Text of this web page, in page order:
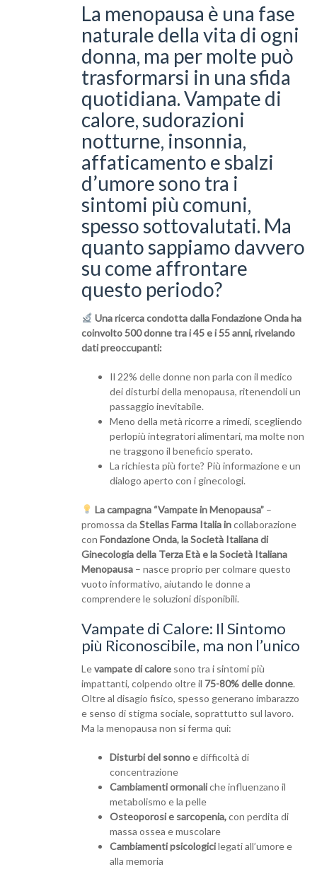
La menopausa è una fase
naturale della vita di ogni
donna, ma per molte può
trasformarsi in una sfida
quotidiana. Vampate di
calore, sudorazioni
notturne, insonnia,
affaticamento e sbalzi
d’umore sono tra i
sintomi più comuni,
spesso sottovalutati. Ma
quanto sappiamo davvero
su come affrontare
questo periodo?
Una ricerca condotta dalla Fondazione Onda ha
coinvolto 500 donne tra i 45 e i 55 anni, rivelando
dati preoccupanti:
Il 22% delle donne non parla con il medico
dei disturbi della menopausa, ritenendoli un
passaggio inevitabile.
Meno della metà ricorre a rimedi, scegliendo
perlopiù integratori alimentari, ma molte non
ne traggono il beneficio sperato.
La richiesta più forte? Più informazione e un
dialogo aperto con i ginecologi.
La campagna “Vampate in Menopausa”–
promossa da Stellas Farma Italia incollaborazione
con Fondazione Onda, la Società Italiana di
Ginecologia della Terza Età e la Società Italiana
Menopausa – nasce proprio per colmare questo
vuoto informativo, aiutando le donne a
comprendere le soluzioni disponibili.
Vampate di Calore: Il Sintomo
più Riconoscibile, ma non l’unico
Levampate di calore sono tra i sintomi più
impattanti, colpendo oltre il 75-80% delle donne.
Oltre al disagio fisico, spesso generano imbarazzo
e senso di stigma sociale, soprattutto sul lavoro.
Ma la menopausa non si ferma qui:
Disturbi del sonnoe difficoltà di
concentrazione
Cambiamenti ormonaliche influenzano il
metabolismo e la pelle
Osteoporosi e sarcopenia,con perdita di
massa ossea e muscolare
Cambiamenti psicologicilegati all’umore e
alla memoria